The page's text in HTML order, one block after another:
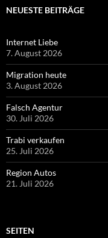
NEUESTE BEITRÄGE
Internet Liebe
7. August 2026
Migration heute
3. August 2026
Falsch Agentur
30. Juli 2026
Trabi verkaufen
25. Juli 2026
Region Autos
21. Juli 2026
SEITEN